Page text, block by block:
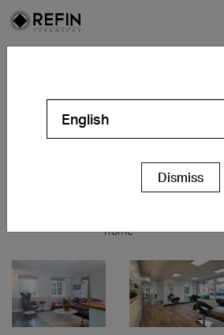
Exposición
Rome
Hotel
Molitor
English
Dismiss